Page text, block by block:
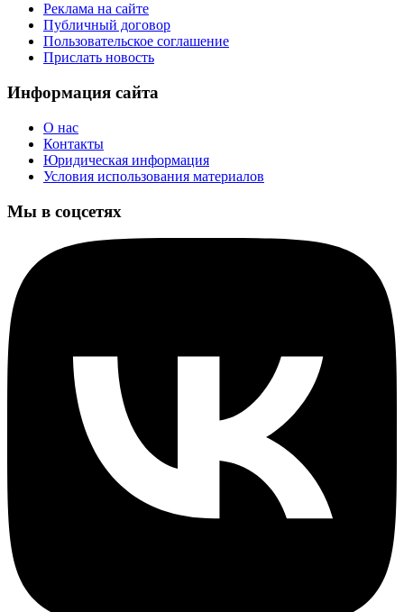
Реклама на сайте
Публичный договор
Пользовательское соглашение
Прислать новость
Информация сайта
О нас
Контакты
Юридическая информация
Условия использования материалов
Мы в соцсетях